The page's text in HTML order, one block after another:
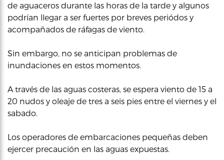
de aguaceros durante las horas de la tarde y algunos
podrían llegar a ser fuertes por breves periódos y
acompañados de ráfagas de viento.
Sin embargo, no se anticipan problemas de
inundaciones en estos momentos.
A través de las aguas costeras, se espera viento de 15 a
20 nudos y oleaje de tres a seis pies entre el viernes y el
sabado.
Los operadores de embarcaciones pequeñas deben
ejercer precaución en las aguas expuestas.